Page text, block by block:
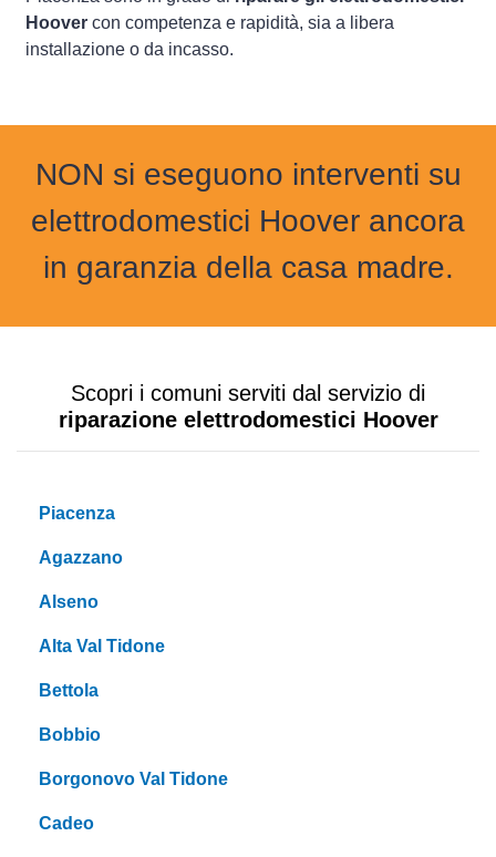
Hoover con competenza e rapidità, sia a libera
installazione o da incasso.
NON si eseguono interventi su
elettrodomestici Hoover ancora
in garanzia della casa madre.
Scopri i comuni serviti dal servizio di
riparazione elettrodomestici Hoover
Piacenza
Agazzano
Alseno
Alta Val Tidone
Bettola
Bobbio
Borgonovo Val Tidone
Cadeo